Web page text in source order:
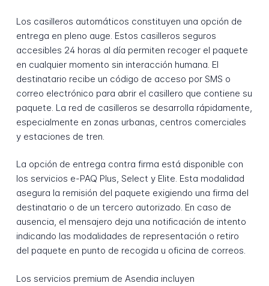
Los casilleros automáticos constituyen una opción de
entrega en pleno auge. Estos casilleros seguros
accesibles 24 horas al día permiten recoger el paquete
en cualquier momento sin interacción humana. El
destinatario recibe un código de acceso por SMS o
correo electrónico para abrir el casillero que contiene su
paquete. La red de casilleros se desarrolla rápidamente,
especialmente en zonas urbanas, centros comerciales
y estaciones de tren.
La opción de entrega contra firma está disponible con
los servicios e-PAQ Plus, Select y Elite. Esta modalidad
asegura la remisión del paquete exigiendo una firma del
destinatario o de un tercero autorizado. En caso de
ausencia, el mensajero deja una notificación de intento
indicando las modalidades de representación o retiro
del paquete en punto de recogida u oficina de correos.
Los servicios premium de Asendia incluyen